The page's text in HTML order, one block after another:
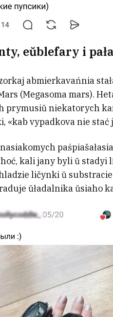
eŭblefary i
abmierkavańnia
(Megasoma mars).
prymusiŭ niekatorych
«kab vypadkova nie stać
kali jany byli ŭ
ličynki ŭ
ŭładalnika ŭsiaho